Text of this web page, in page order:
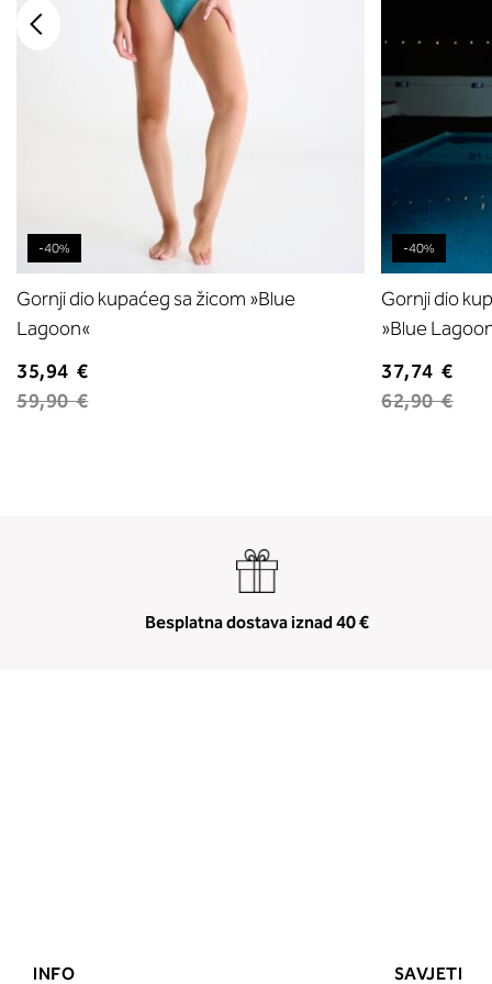
-40%
Gornji dio kupaćeg sa žicom »Blue
Lagoon«
35,94 €
59,90 €
-40%
Gornji dio
»Blue
37,74 €
62,90 €
Besplatna dostava iznad 40 €
INFO SAVJETI